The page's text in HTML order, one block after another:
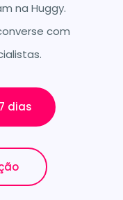
na Huggy.
com
dias